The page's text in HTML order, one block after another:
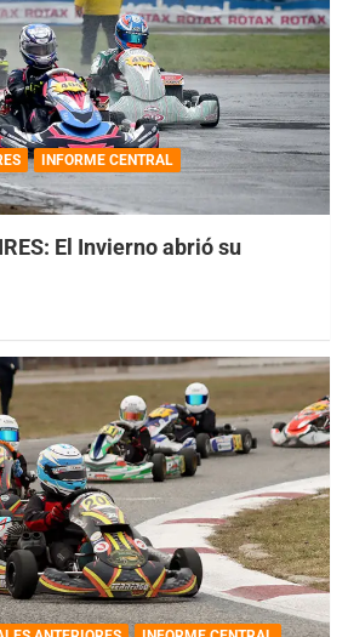
INFORME CENTRAL
El Invierno abrió su